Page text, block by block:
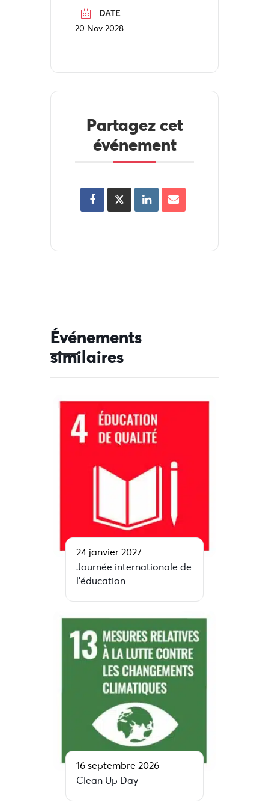
DATE
20 Nov 2028
Partagez cet
événement
Événements
similaires
24 janvier 2027
Journée internationale de
l’éducation
16 septembre 2026
Clean Up Day